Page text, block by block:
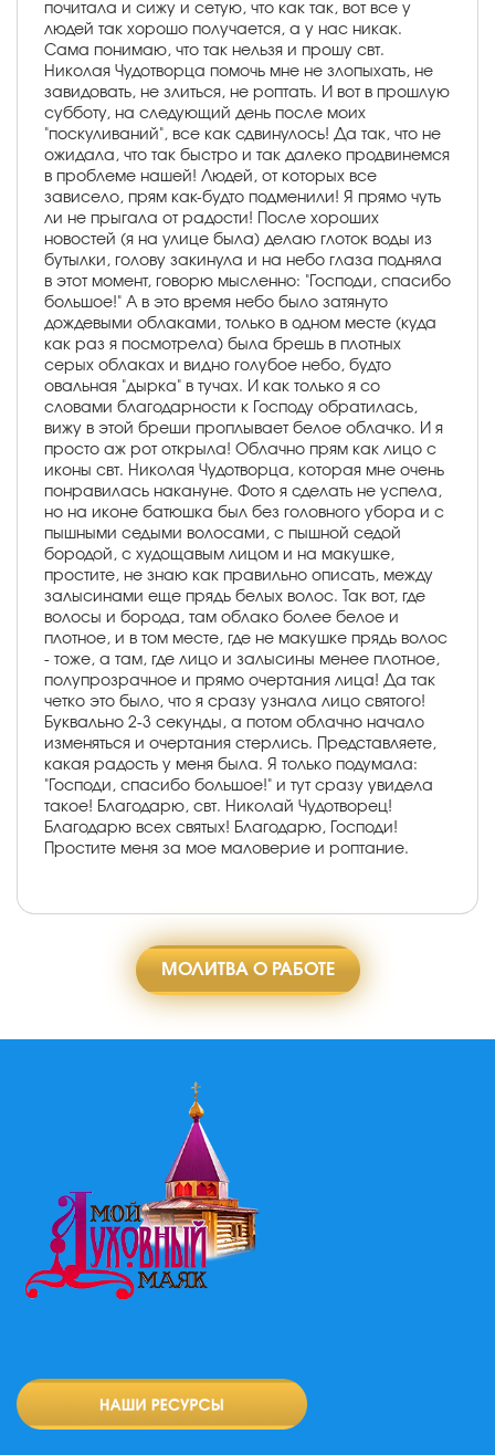
почитала и сижу и сетую, что как так, вот все у
людей так хорошо получается, а у нас никак.
Сама понимаю, что так нельзя и прошу свт.
Николая Чудотворца помочь мне не злопыхать, не
завидовать, не злиться, не роптать. И вот в прошлую
субботу, на следующий день после моих
"поскуливаний", все как сдвинулось! Да так, что не
ожидала, что так быстро и так далеко продвинемся
в проблеме нашей! Людей, от которых все
зависело, прям как-будто подменили! Я прямо чуть
ли не прыгала от радости! После хороших
новостей (я на улице была) делаю глоток воды из
бутылки, голову закинула и на небо глаза подняла
в этот момент, говорю мысленно: "Господи, спасибо
большое!" А в это время небо было затянуто
дождевыми облаками, только в одном месте (куда
как раз я посмотрела) была брешь в плотных
серых облаках и видно голубое небо, будто
овальная "дырка" в тучах. И как только я со
словами благодарности к Господу обратилась,
вижу в этой бреши проплывает белое облачко. И я
просто аж рот открыла! Облачно прям как лицо с
иконы свт. Николая Чудотворца, которая мне очень
понравилась накануне. Фото я сделать не успела,
но на иконе батюшка был без головного убора и с
пышными седыми волосами, с пышной седой
бородой, с худощавым лицом и на макушке,
простите, не знаю как правильно описать, между
залысинами еще прядь белых волос. Так вот, где
волосы и борода, там облако более белое и
плотное, и в том месте, где не макушке прядь волос
- тоже, а там, где лицо и залысины менее плотное,
полупрозрачное и прямо очертания лица! Да так
четко это было, что я сразу узнала лицо святого!
Буквально 2-3 секунды, а потом облачно начало
изменяться и очертания стерлись. Представляете,
какая радость у меня была. Я только подумала:
"Господи, спасибо большое!" и тут сразу увидела
такое! Благодарю, свт. Николай Чудотворец!
Благодарю всех святых! Благодарю, Господи!
Простите меня за мое маловерие и роптание.
МОЛИТВА О РАБОТЕ